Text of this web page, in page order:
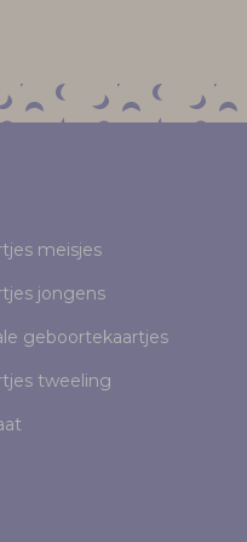
meisjes
jongens
geboortekaartjes
tweeling